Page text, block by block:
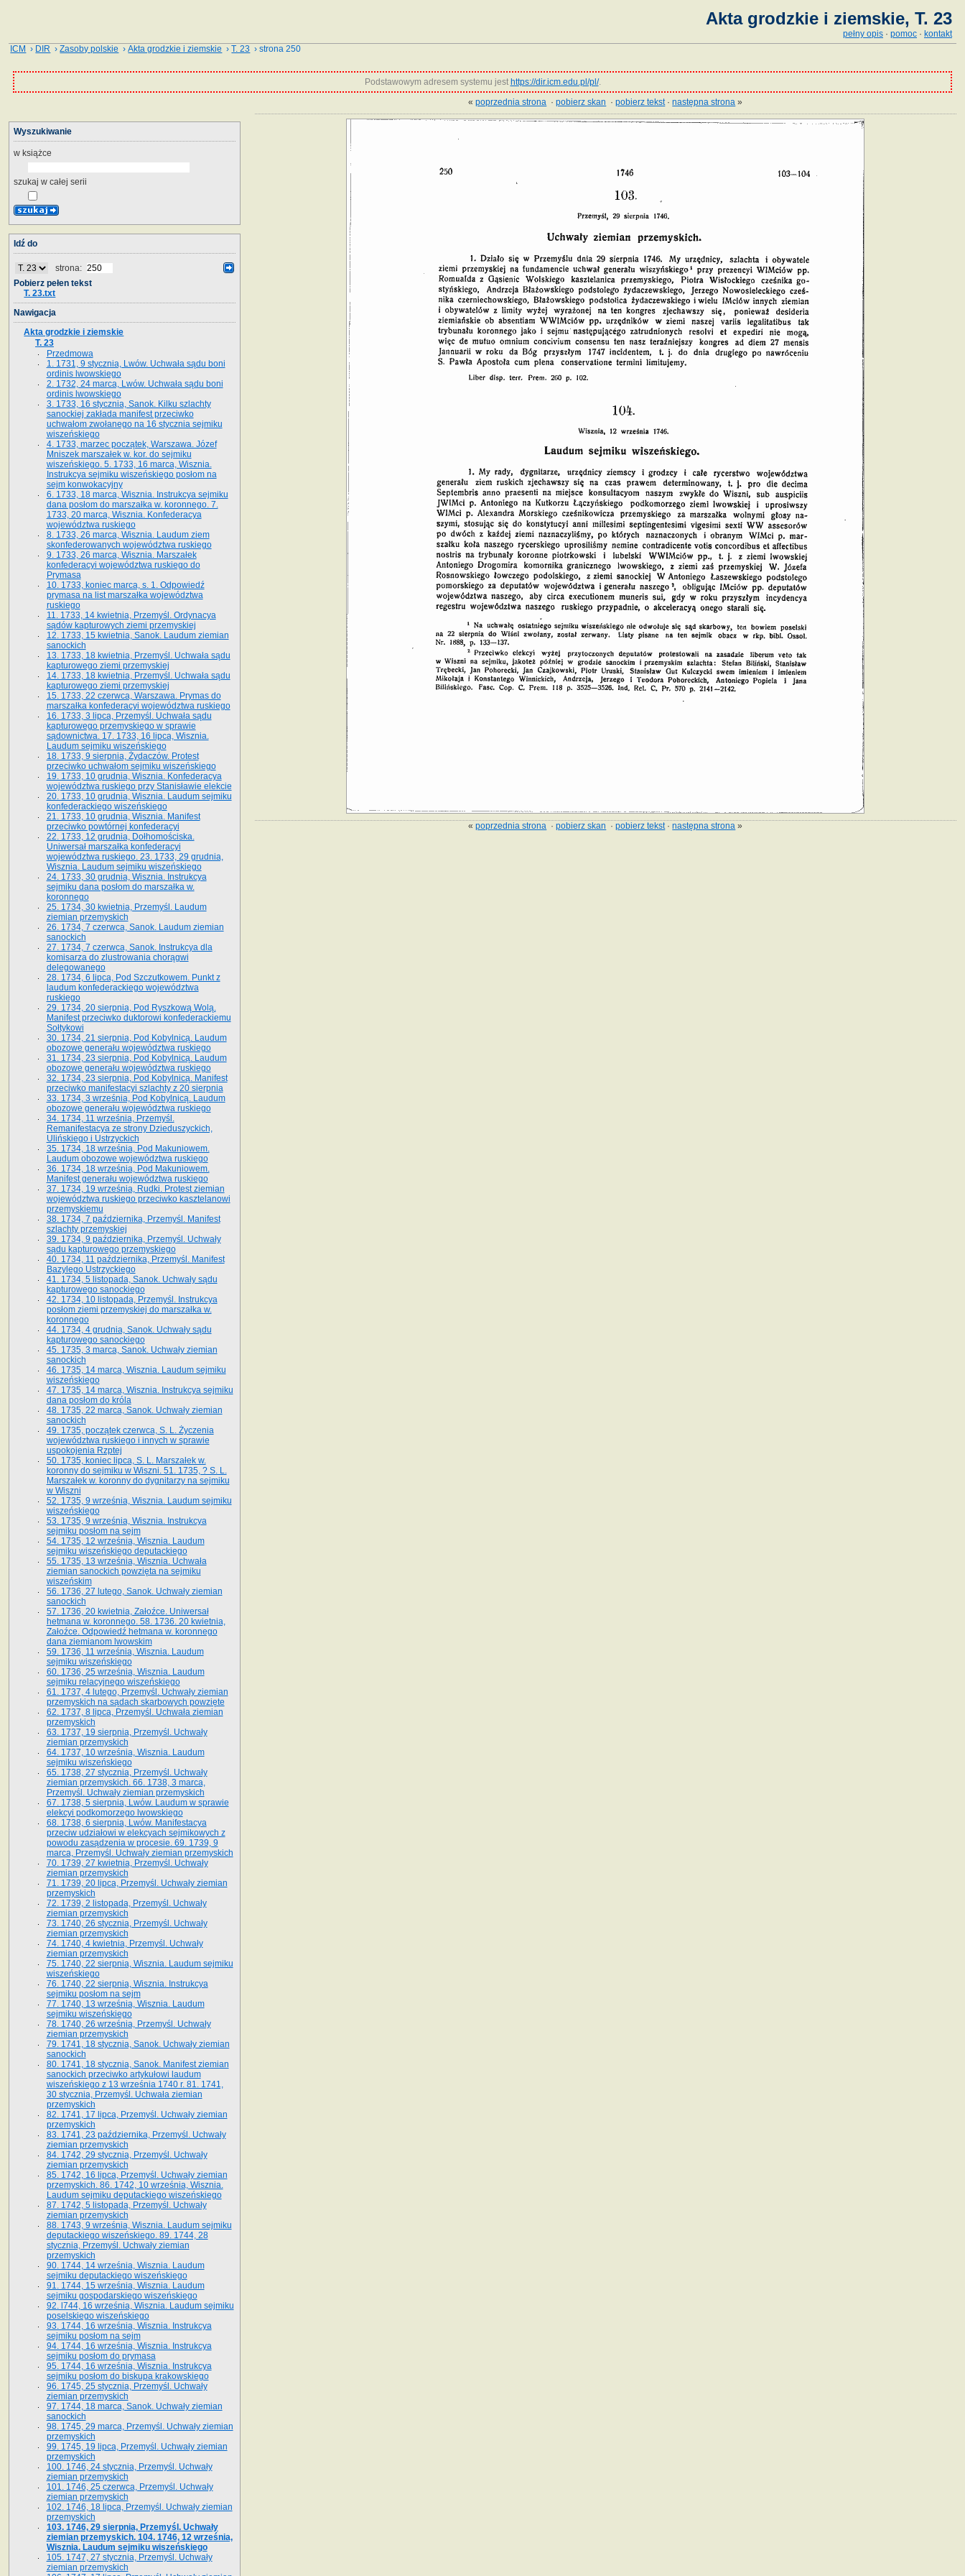
Akta grodzkie i ziemskie, T. 23
pełny opis · pomoc · kontakt
ICM › DIR ›Zasoby polskie ›Akta grodzkie i ziemskie ›T. 23 › strona 250
Podstawowym adresem systemu jest https://dir.icm.edu.pl/pl/.
«poprzednia strona ·pobierz skan ·pobierz tekst·następna strona »
«poprzednia strona ·pobierz skan ·pobierz tekst·następna strona »
Wyszukiwanie
w książce
szukaj w całej serii
Idź do
strona:
Pobierz pełen tekst
T. 23.txt
Nawigacja
Akta grodzkie i ziemskie
T. 23
Przedmowa
1. 1731, 9 stycznia, Lwów. Uchwała sądu boni
ordinis lwowskiego
2. 1732, 24 marca, Lwów. Uchwała sądu boni
ordinis lwowskiego
3. 1733, 16 stycznia, Sanok. Kilku szlachty
sanockiej zakłada manifest przeciwko
uchwałom zwołanego na 16 stycz­nia sejmiku
wiszeńskiego
4. 1733, marzec początek, Warszawa. Józef
Mniszek marszałek w. kor. do sejmiku
wiszeńskiego. 5. 1733, 16 marca, Wisznia.
Instrukcya sejmiku wiszeńskiego posłom na
sejm konwokacyjny
6. 1733, 18 marca, Wisznia. Instrukcya sejmiku
dana posłom do marszałka w. koronnego. 7.
1733, 20 marca, Wisznia. Konfederacya
województwa ruskiego
8. 1733, 26 marca, Wisznia. Laudum ziem
skonfederowanych województwa ruskiego
9. 1733, 26 marca, Wisznia. Marszałek
konfederacyi województwa ruskiego do
Prymasa
10. 1733, koniec marca, s. 1. Odpowiedź
prymasa na list marszałka województwa
ruskiego
11. 1733, 14 kwietnia, Przemyśl. Ordynacya
sądów kapturowych ziemi przemyskiej
12. 1733, 15 kwietnia, Sanok. Laudum ziemian
sanockich
13. 1733, 18 kwietnia, Przemyśl. Uchwała sądu
kapturowego ziemi przemyskiej
14. 1733, 18 kwietnia, Przemyśl. Uchwała sądu
kapturowego ziemi przemyskiej
15. 1733, 22 czerwca, Warszawa. Prymas do
marszałka konfederacyi województwa ruskiego
16. 1733, 3 lipca, Przemyśl. Uchwała sądu
kapturowego przemyskiego w sprawie
sądownictwa. 17. 1733, 16 lipca, Wisznia.
Laudum sejmiku wiszeńskiego
18. 1733, 9 sierpnia, Żydaczów. Protest
przeciwko uchwałom sejmiku wiszeńskiego
19. 1733, 10 grudnia, Wisznia. Konfederacya
województwa ruskiego przy Stanisławie elekcie
20. 1733, 10 grudnia, Wisznia. Laudum sejmiku
konfederackiego wiszeńskiego
21. 1733, 10 grudnia, Wisznia. Manifest
przeciwko powtórnej konfederacyi
22. 1733, 12 grudnia, Dołhomościska.
Uniwersał marszałka konfederacyi
województwa ruskiego. 23. 1733, 29 grudnia,
Wisznia. Laudum sejmiku wiszeńskiego
24. 1733, 30 grudnia, Wisznia. Instrukcya
sejmiku dana posłom do marszałka w.
koronnego
25. 1734, 30 kwietnia, Przemyśl. Laudum
ziemian przemyskich
26. 1734, 7 czerwca, Sanok. Laudum ziemian
sanockich
27. 1734, 7 czerwca, Sanok. Instrukcya dla
komisarza do zlustrowania chorągwi
delegowanego
28. 1734, 6 lipca, Pod Szczutkowem. Punkt z
laudum konfederackiego województwa
ruskiego
29. 1734, 20 sierpnia, Pod Ryszkową Wolą.
Manifest przeciwko duktorowi konfederackiemu
Sołtykowi
30. 1734, 21 sierpnia, Pod Kobylnicą. Laudum
obozowe generału województwa ruskiego
31. 1734, 23 sierpnia, Pod Kobylnicą. Laudum
obozowe generału województwa ruskiego
32. 1734, 23 sierpnia, Pod Kobylnicą. Manifest
przeciwko manifestacyi szlachty z 20 sierpnia
33. 1734, 3 września, Pod Kobylnicą. Laudum
obozowe generału województwa ruskiego
34. 1734, 11 września, Przemyśl.
Remanifestacya ze strony Dzieduszyckich,
Ulińskiego i Ustrzyckich
35. 1734, 18 września, Pod Makuniowem.
Laudum obozowe województwa ruskiego
36. 1734, 18 września, Pod Makuniowem.
Manifest generału województwa ruskiego
37. 1734, 19 września, Rudki. Protest ziemian
województwa ruskiego przeciwko kasztelanowi
przemyskiemu
38. 1734, 7 października, Przemyśl. Manifest
szlachty przemyskiej
39. 1734, 9 października, Przemyśl. Uchwały
sądu kapturowego przemyskiego
40. 1734, 11 października, Przemyśl. Manifest
Bazylego Ustrzyckiego
41. 1734, 5 listopada, Sanok. Uchwały sądu
kapturowego sanockiego
42. 1734, 10 listopada, Przemyśl. Instrukcya
posłom ziemi przemyskiej do marszałka w.
koronnego
44. 1734, 4 grudnia, Sanok. Uchwały sądu
kapturowego sanockiego
45. 1735, 3 marca, Sanok. Uchwały ziemian
sanockich
46. 1735, 14 marca, Wisznia. Laudum sejmiku
wiszeńskiego
47. 1735, 14 marca, Wisznia. Instrukcya sejmiku
dana posłom do króla
48. 1735, 22 marca, Sanok. Uchwały ziemian
sanockich
49. 1735, początek czerwca, S. L. Życzenia
województwa ruskiego i innych w sprawie
uspokojenia Rzptej
50. 1735, koniec lipca, S. L. Marszałek w.
koronny do sejmiku w Wiszni. 51. 1735, ? S. L.
Marszałek w. koronny do dygnitarzy na sejmiku
w Wiszni
52. 1735, 9 września, Wisznia. Laudum sejmiku
wiszeńskiego
53. 1735, 9 września, Wisznia. Instrukcya
sejmiku posłom na sejm
54. 1735, 12 września, Wisznia. Laudum
sejmiku wiszeńskiego deputackiego
55. 1735, 13 września, Wisznia. Uchwała
ziemian sanockich powzięta na sejmiku
wiszeńskim
56. 1736, 27 lutego, Sanok. Uchwały ziemian
sanockich
57. 1736, 20 kwietnia, Załoźce. Uniwersał
hetmana w. koronnego. 58. 1736. 20 kwietnia,
Załoźce. Odpowiedź hetmana w. koronnego
dana ziemianom lwowskim
59. 1736, 11 września, Wisznia. Laudum
sejmiku wiszeńskiego
60. 1736, 25 września, Wisznia. Laudum
sejmiku relacyjnego wiszeńskiego
61. 1737, 4 lutego, Przemyśl. Uchwały ziemian
przemyskich na sądach skarbowych powzięte
62. 1737, 8 lipca, Przemyśl. Uchwała ziemian
przemyskich
63. 1737, 19 sierpnia, Przemyśl. Uchwały
ziemian przemyskich
64. 1737, 10 września, Wisznia. Laudum
sejmiku wiszeńskiego
65. 1738, 27 stycznia, Przemyśl. Uchwały
ziemian przemyskich­­. 66. 1738, 3 marca,
Przemyśl. Uchwały ziemian przemyskich­
67. 1738, 5 sierpnia, Lwów. Laudum w sprawie
elekcyi podkomorzego lwowskiego
68. 1738, 6 sierpnia, Lwów. Manifestacya
przeciw udziałowi w elekcyach sejmikowych z
powodu zasądzenia w procesie. 69. 1739, 9
marca, Przemyśl. Uchwały ziemian przemyskich
70. 1739, 27 kwietnia, Przemyśl. Uchwały
ziemian przemyskich
71. 1739, 20 lipca, Przemyśl. Uchwały ziemian
przemyskich
72. 1739, 2 listopada, Przemyśl. Uchwały
ziemian przemyskich
73. 1740, 26 stycznia, Przemyśl. Uchwały
ziemian przemyskich
74. 1740, 4 kwietnia, Przemyśl. Uchwały
ziemian przemyskich
75. 1740, 22 sierpnia, Wisznia. Laudum sejmiku
wiszeńskiego
76. 1740, 22 sierpnia, Wisznia. Instrukcya
sejmiku posłom na sejm
77. 1740, 13 września, Wisznia. Laudum
sejmiku wiszeńskiego
78. 1740, 26 września, Przemyśl. Uchwały
ziemian przemyskich
79. 1741, 18 stycznia, Sanok. Uchwały ziemian
sanockich
80. 1741, 18 stycznia, Sanok. Manifest ziemian
sanockich przeciwko artykułowi laudum
wiszeńskiego z 13 wrze­śnia 1740 r. 81. 1741,
30 stycznia, Przemyśl. Uchwała ziemian
przemyskich
82. 1741, 17 lipca, Przemyśl. Uchwały ziemian
przemyskich
83. 1741, 23 października, Przemyśl. Uchwały
ziemian przemyskich
84. 1742, 29 stycznia, Przemyśl. Uchwały
ziemian przemyskich
85. 1742, 16 lipca, Przemyśl. Uchwały ziemian
przemyskich. 86. 1742, 10 września, Wisznia.
Laudum sejmiku deputackiego wiszeńskiego
87. 1742, 5 listopada, Przemyśl. Uchwały
ziemian przemyskich
88. 1743, 9 września, Wisznia. Laudum sejmiku
deputackiego wiszeńskiego. 89. 1744, 28
stycznia, Przemyśl. Uchwały ziemian
przemyskich
90. 1744, 14 września, Wisznia. Laudum
sejmiku deputackiego wiszeńskiego
91. 1744, 15 września, Wisznia. Laudum
sejmiku gospodarskiego wiszeńskiego
92. l744, 16 września, Wisznia. Laudum sejmiku
poselskiego wiszeńskiego
93. 1744, 16 września, Wisznia. Instrukcya
sejmiku posłom na sejm
94. 1744, 16 września, Wisznia. Instrukcya
sejmiku posłom do prymasa
95. 1744, 16 września, Wisznia. Instrukcya
sejmiku posłom do biskupa krakowskiego
96. 1745, 25 stycznia, Przemyśl. Uchwały
ziemian przemyskich
97. 1744, 18 marca, Sanok. Uchwały ziemian
sanockich
98. 1745, 29 marca, Przemyśl. Uchwały ziemian
przemyskich
99. 1745, 19 lipca, Przemyśl. Uchwały ziemian
przemyskich
100. 1746, 24 stycznia, Przemyśl. Uchwały
ziemian przemyskich
101. 1746, 25 czerwca, Przemyśl. Uchwały
ziemian przemyskich
102. 1746, 18 lipca, Przemyśl. Uchwały ziemian
przemyskich
103. 1746, 29 sierpnia, Przemyśl. Uchwały
ziemian przemyskich. 104. 1746, 12 września,
Wisznia. Laudum sejmiku wiszeńskiego
105. 1747, 27 stycznia, Przemyśl. Uchwały
ziemian przemyskich